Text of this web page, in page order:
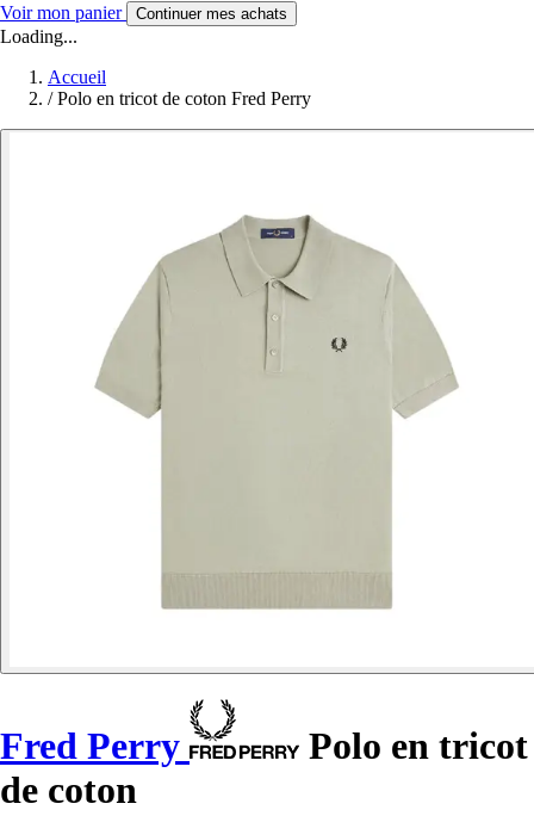
Voir mon panier Continuer mes achats
Loading...
Accueil
/ Polo en tricot de coton Fred Perry
Fred Perry
Polo en tricot
de coton